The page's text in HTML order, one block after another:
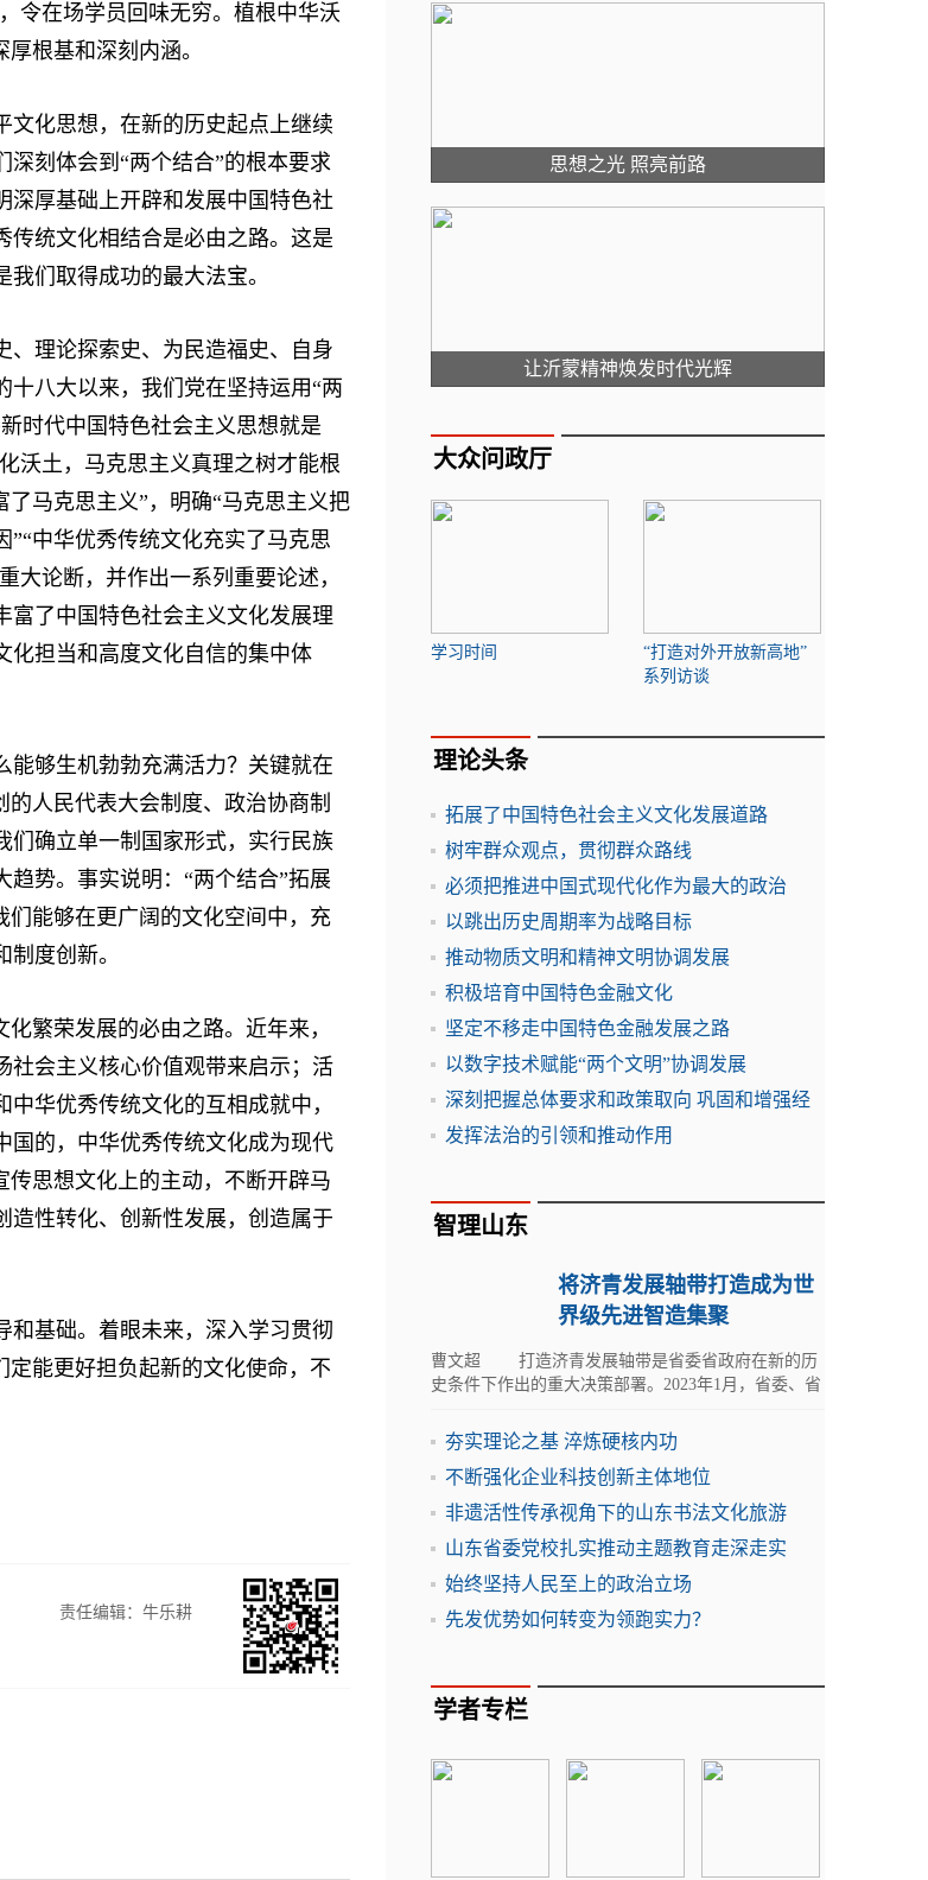
令在场学员回味无穷。植根中华沃
根基和深刻内涵。
化思想，在新的历史起点上继续
刻体会到“两个结合”的根本要求
深厚基础上开辟和发展中国特色社
传统文化相结合是必由之路。这是
们取得成功的最大法宝。
理论探索史、为民造福史、自身
八大以来，我们党在坚持运用“两
时代中国特色社会主义思想就是
沃土，马克思主义真理之树才能根
马克思主义”，明确“马克思主义把
中华优秀传统文化充实了马克思
论断，并作出一系列重要论述，
富了中国特色社会主义文化发展理
化担当和高度文化自信的集中体
够生机勃勃充满活力？关键就在
人民代表大会制度、政治协商制
们确立单一制国家形式，实行民族
势。事实说明：“两个结合”拓展
们能够在更广阔的文化空间中，充
度创新。
繁荣发展的必由之路。近年来，
社会主义核心价值观带来启示；活
华优秀传统文化的互相成就中，
国的，中华优秀传统文化成为现代
传思想文化上的主动，不断开辟马
造性转化、创新性发展，创造属于
基础。着眼未来，深入学习贯彻
定能更好担负起新的文化使命，不
责任编辑：牛乐耕
思想之光 照亮前路
让沂蒙精神焕发时代光辉
大众问政厅
学习时间
“打造对外开放新高地”
系列访谈
理论头条
拓展了中国特色社会主义文化发展道路
树牢群众观点，贯彻群众路线
必须把推进中国式现代化作为最大的政治
以跳出历史周期率为战略目标
推动物质文明和精神文明协调发展
积极培育中国特色金融文化
坚定不移走中国特色金融发展之路
以数字技术赋能“两个文明”协调发展
深刻把握总体要求和政策取向 巩固和增强经
发挥法治的引领和推动作用
智理山东
将济青发展轴带打造成为世
界级先进智造集聚
曹文超 打造济青发展轴带是省委省政府在新的历
史条件下作出的重大决策部署。2023年1月，省委、省
年行动计
夯实理论之基 淬炼硬核内功
不断强化企业科技创新主体地位
非遗活性传承视角下的山东书法文化旅游
山东省委党校扎实推动主题教育走深走实
始终坚持人民至上的政治立场
先发优势如何转变为领跑实力？
学者专栏